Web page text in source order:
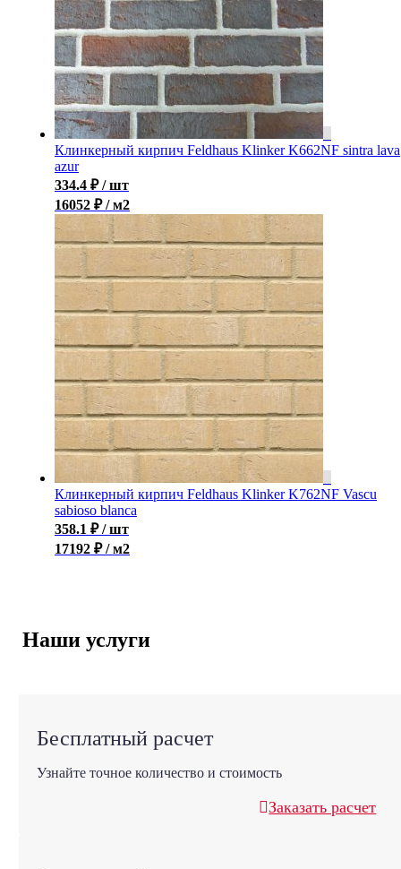
Клинкерный кирпич Feldhaus Klinker K662NF sintra lava
azur
334.4 ₽ / шт
16052 ₽ / м2
Клинкерный кирпич Feldhaus Klinker K762NF Vascu
sabioso blanca
358.1 ₽ / шт
17192 ₽ / м2
Наши услуги
Бесплатный расчет
Узнайте точное количество и стоимость
Заказать расчет